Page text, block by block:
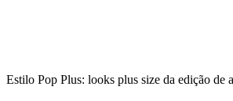
Estilo Pop Plus: looks plus size da edição de